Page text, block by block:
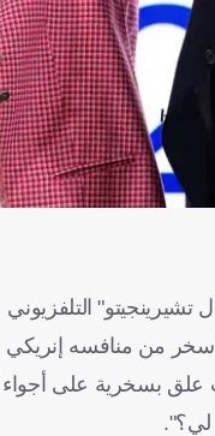
تشيرينجيتو"
سخر من منافسه إنريكي
بسخرية على أجواء
لي؟".